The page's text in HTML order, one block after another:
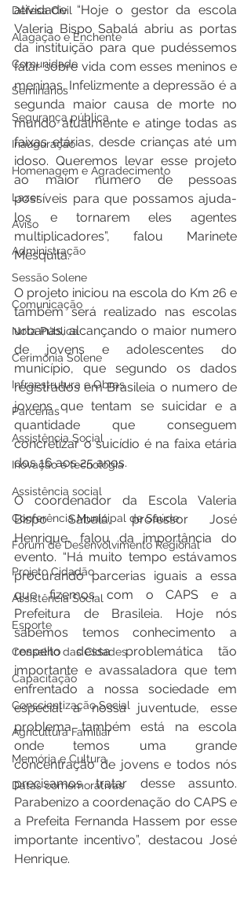
Defesa Civil
Alagação e Enchente
Comunidade
Seminários
Segurança pública
Inauguração
Homenagem e Agradecimento
Lazer
Aviso
Administração
Sessão Solene
Comunicação
Nota Pública
Cerimônia Solene
Infraestrutura e Obras
Parcerias
Assistência Social
Inovação e tecnologia
Assistência social
Conferência Municipal de Saúde
Fórum de Desenvolvimento Regional
Projeto Cidadão
Assistência Social
Esporte
Conselho das Cidades
Capacitação
Conscientização Social
Agricultura Familiar
Memória e Cultura
Datas comemorativas
atividade. “Hoje o gestor da escola
Valeria Bispo Sabalá abriu as portas
da instituição para que pudéssemos
falar sobre vida com esses meninos e
meninas. Infelizmente a depressão é a
segunda maior causa de morte no
mundo atualmente e atinge todas as
faixas etárias, desde crianças até um
idoso. Queremos levar esse projeto
ao maior numero de pessoas
possíveis para que possamos ajuda-
los e tornarem eles agentes
multiplicadores”, falou Marinete
Mesquita.
O projeto iniciou na escola do Km 26 e
também será realizado nas escolas
urbanas, alcançando o maior numero
de jovens e adolescentes do
município, que segundo os dados
registrados em Brasileia o numero de
jovens que tentam se suicidar e a
quantidade que conseguem
concretizar o suicídio é na faixa etária
dos 16 aos 25 anos.
O coordenador da Escola Valeria
Bispo Sabalá, professor José
Henrique, falou da importância do
evento. “Há muito tempo estávamos
procurando parcerias iguais a essa
que fizemos com o CAPS e a
Prefeitura de Brasileia. Hoje nós
sabemos temos conhecimento a
respeito dessa problemática tão
importante e avassaladora que tem
enfrentado a nossa sociedade em
especial a nossa juventude, esse
problema também está na escola
onde temos uma grande
concentração de jovens e todos nós
precisamos tratar desse assunto.
Parabenizo a coordenação do CAPS e
a Prefeita Fernanda Hassem por esse
importante incentivo”, destacou José
Henrique.